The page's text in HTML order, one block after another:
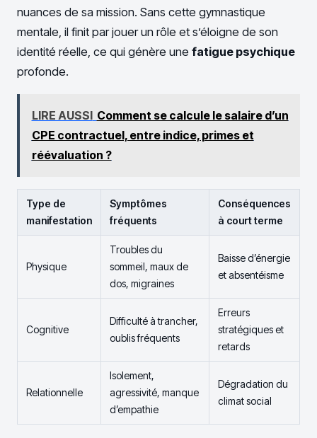
nuances de sa mission. Sans cette gymnastique
mentale, il finit par jouer un rôle et s’éloigne de son
identité réelle, ce qui génère une fatigue psychique
profonde.
LIRE AUSSI Comment se calcule le salaire d’un
CPE contractuel, entre indice, primes et
réévaluation ?
Type de
manifestation
Symptômes
fréquents
Conséquences
à court terme
Physique
Troubles du
sommeil, maux de
dos, migraines
Baisse d’énergie
et absentéisme
Cognitive
Difficulté à trancher,
oublis fréquents
Erreurs
stratégiques et
retards
Relationnelle
Isolement,
agressivité, manque
d’empathie
Dégradation du
climat social